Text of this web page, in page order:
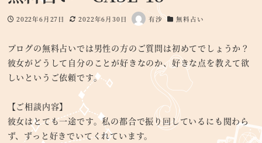
投稿日
2022年6月27日
更新日
2022年6月30日
著
有沙
カテゴリー
無料占い
ブログの無料占いでは男性の方のご質問は初めてでしょうか？
彼女がどうして自分のことが好きなのか、好きな点を教えて欲
しいというご依頼です。
【ご相談内容】
彼女はとても一途です。私の都合で振り回しているにも関わら
ず、ずっと好きでいてくれています。